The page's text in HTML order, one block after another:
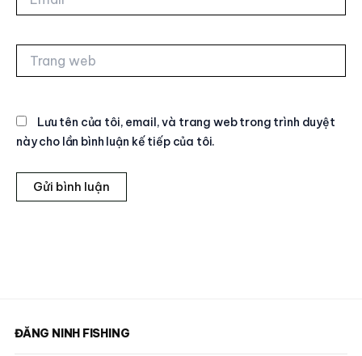
web
Lưu tên của tôi, email, và trang web trong trình duyệt
này cho lần bình luận kế tiếp của tôi.
ĐĂNG NINH FISHING